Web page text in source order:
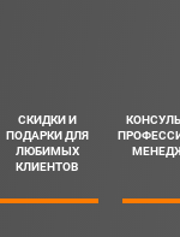
СКИДКИ И
ПОДАРКИ ДЛЯ
ЛЮБИМЫХ
КЛИЕНТОВ